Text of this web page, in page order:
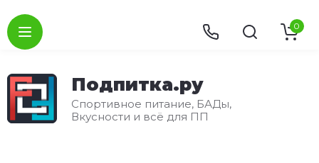
Подпитка.ру
Спортивное питание, БАДы,
Вкусности и всё для ПП
0